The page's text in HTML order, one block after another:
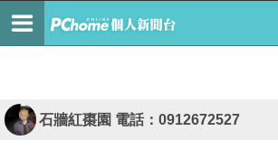
石牆紅棗園 電話：0912672527